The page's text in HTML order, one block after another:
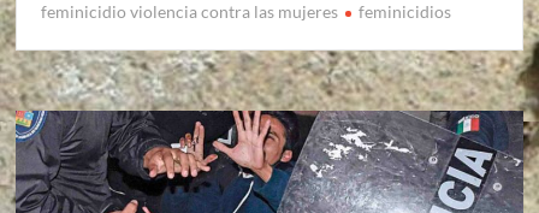
feminicidio violencia contra las mujeres
feminicidios